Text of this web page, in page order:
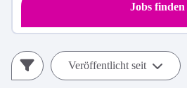
Jobs finden
Veröffentlicht seit